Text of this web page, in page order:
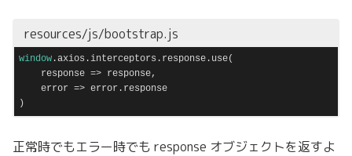
resources/js/bootstrap.js
window .axios.interceptors.response.use(
response => response,
    error => error.response
)
正常時でもエラー時でも response オブジェクトを返すよ